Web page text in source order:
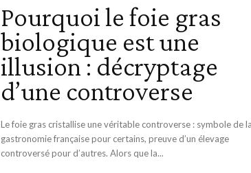
Pourquoi le foie gras
biologique est une
illusion : décryptage
d’une controverse
Le foie gras cristallise une véritable controverse : symbole de
gastronomie française pour certains, preuve d’un élevage
controversé pour d’autres. Alors que la...